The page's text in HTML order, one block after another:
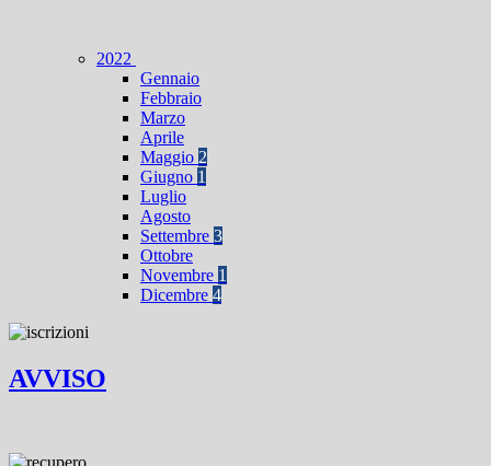
2022
Gennaio
Febbraio
Marzo
Aprile
Maggio 2
Giugno 1
Luglio
Agosto
Settembre 3
Ottobre
Novembre 1
Dicembre 4
AVVISO